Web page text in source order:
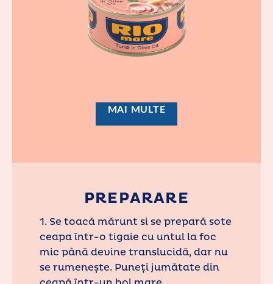
MAI MULTE
PREPARARE
1. Se toacă mărunt si se prepară sote
ceapa într-o tigaie cu untul la foc
mic până devine translucidă, dar nu
se rumenește. Puneți jumătate din